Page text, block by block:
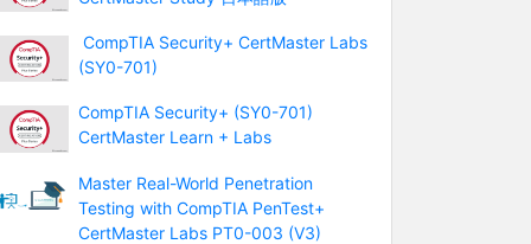
CompTIA Security+ CertMaster Labs
(SY0-701)
CompTIA Security+ (SY0-701)
CertMaster Learn + Labs
Master Real-World Penetration
Testing with CompTIA PenTest+
CertMaster Labs PT0-003 (V3)